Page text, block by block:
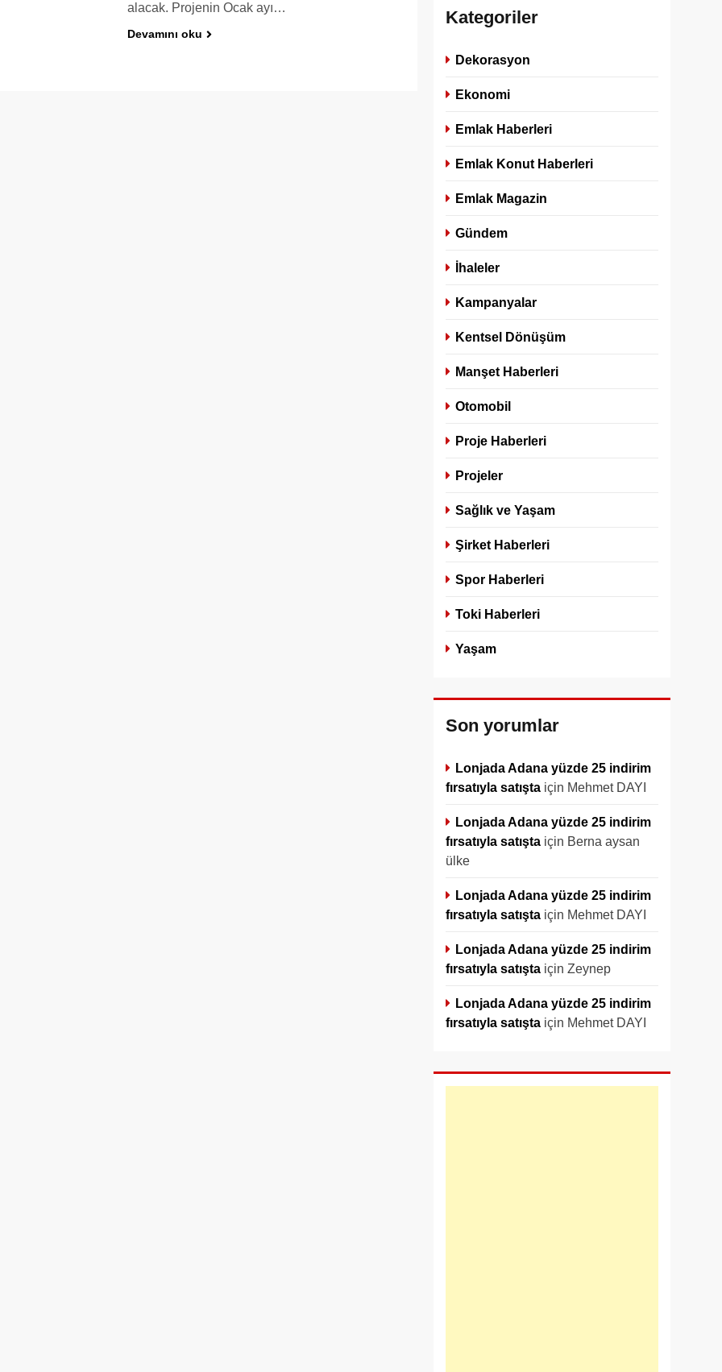
alacak. Projenin Ocak ayı…
Devamını oku
Kategoriler
Dekorasyon
Ekonomi
Emlak Haberleri
Emlak Konut Haberleri
Emlak Magazin
Gündem
İhaleler
Kampanyalar
Kentsel Dönüşüm
Manşet Haberleri
Otomobil
Proje Haberleri
Projeler
Sağlık ve Yaşam
Şirket Haberleri
Spor Haberleri
Toki Haberleri
Yaşam
Son yorumlar
Lonjada Adana yüzde 25 indirim
fırsatıyla satışta için Mehmet DAYI
Lonjada Adana yüzde 25 indirim
fırsatıyla satışta için Berna aysan
ülke
Lonjada Adana yüzde 25 indirim
fırsatıyla satışta için Mehmet DAYI
Lonjada Adana yüzde 25 indirim
fırsatıyla satışta için Zeynep
Lonjada Adana yüzde 25 indirim
fırsatıyla satışta için Mehmet DAYI